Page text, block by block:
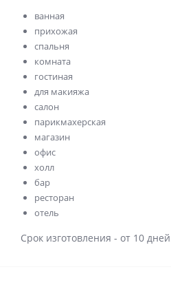
ванная
прихожая
спальня
комната
гостиная
для макияжа
салон
парикмахерская
магазин
офис
холл
бар
ресторан
отель
Срок изготовления - от 10